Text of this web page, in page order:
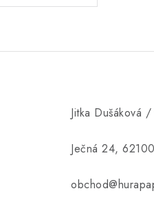
Jitka Dušáková
Ječná 24,